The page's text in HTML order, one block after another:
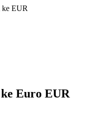
ke EUR
ke Euro EUR